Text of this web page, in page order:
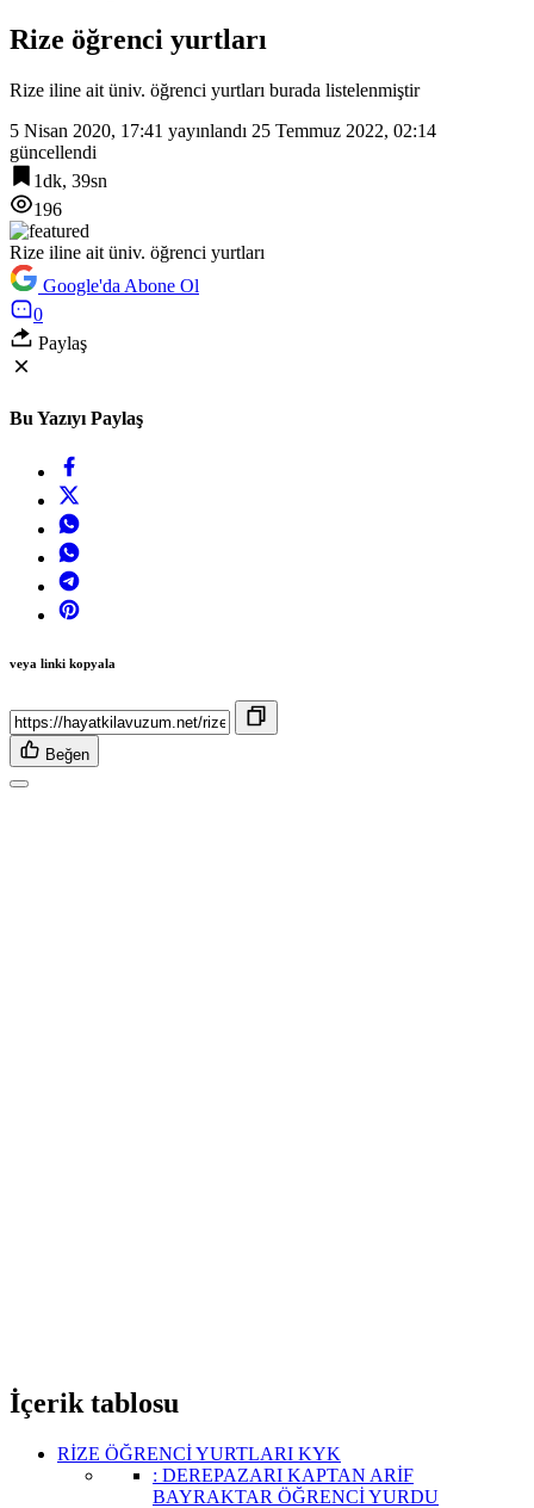
Rize öğrenci yurtları
Rize iline ait üniv. öğrenci yurtları burada listelenmiştir
5 Nisan 2020, 17:41 yayınlandı 25 Temmuz 2022, 02:14
güncellendi
1dk, 39sn
196
Rize iline ait üniv. öğrenci yurtları
Google'da Abone Ol
0
Paylaş
Bu Yazıyı Paylaş
veya linki kopyala
Beğen
İçerik tablosu
RİZE ÖĞRENCİ YURTLARI KYK
: DEREPAZARI KAPTAN ARİF
BAYRAKTAR ÖĞRENCİ YURDU